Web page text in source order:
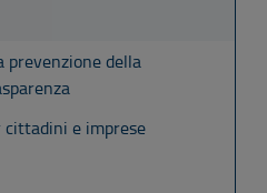
prevenzione della
e imprese